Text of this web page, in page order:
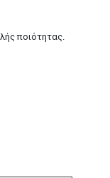
ποιότητας.